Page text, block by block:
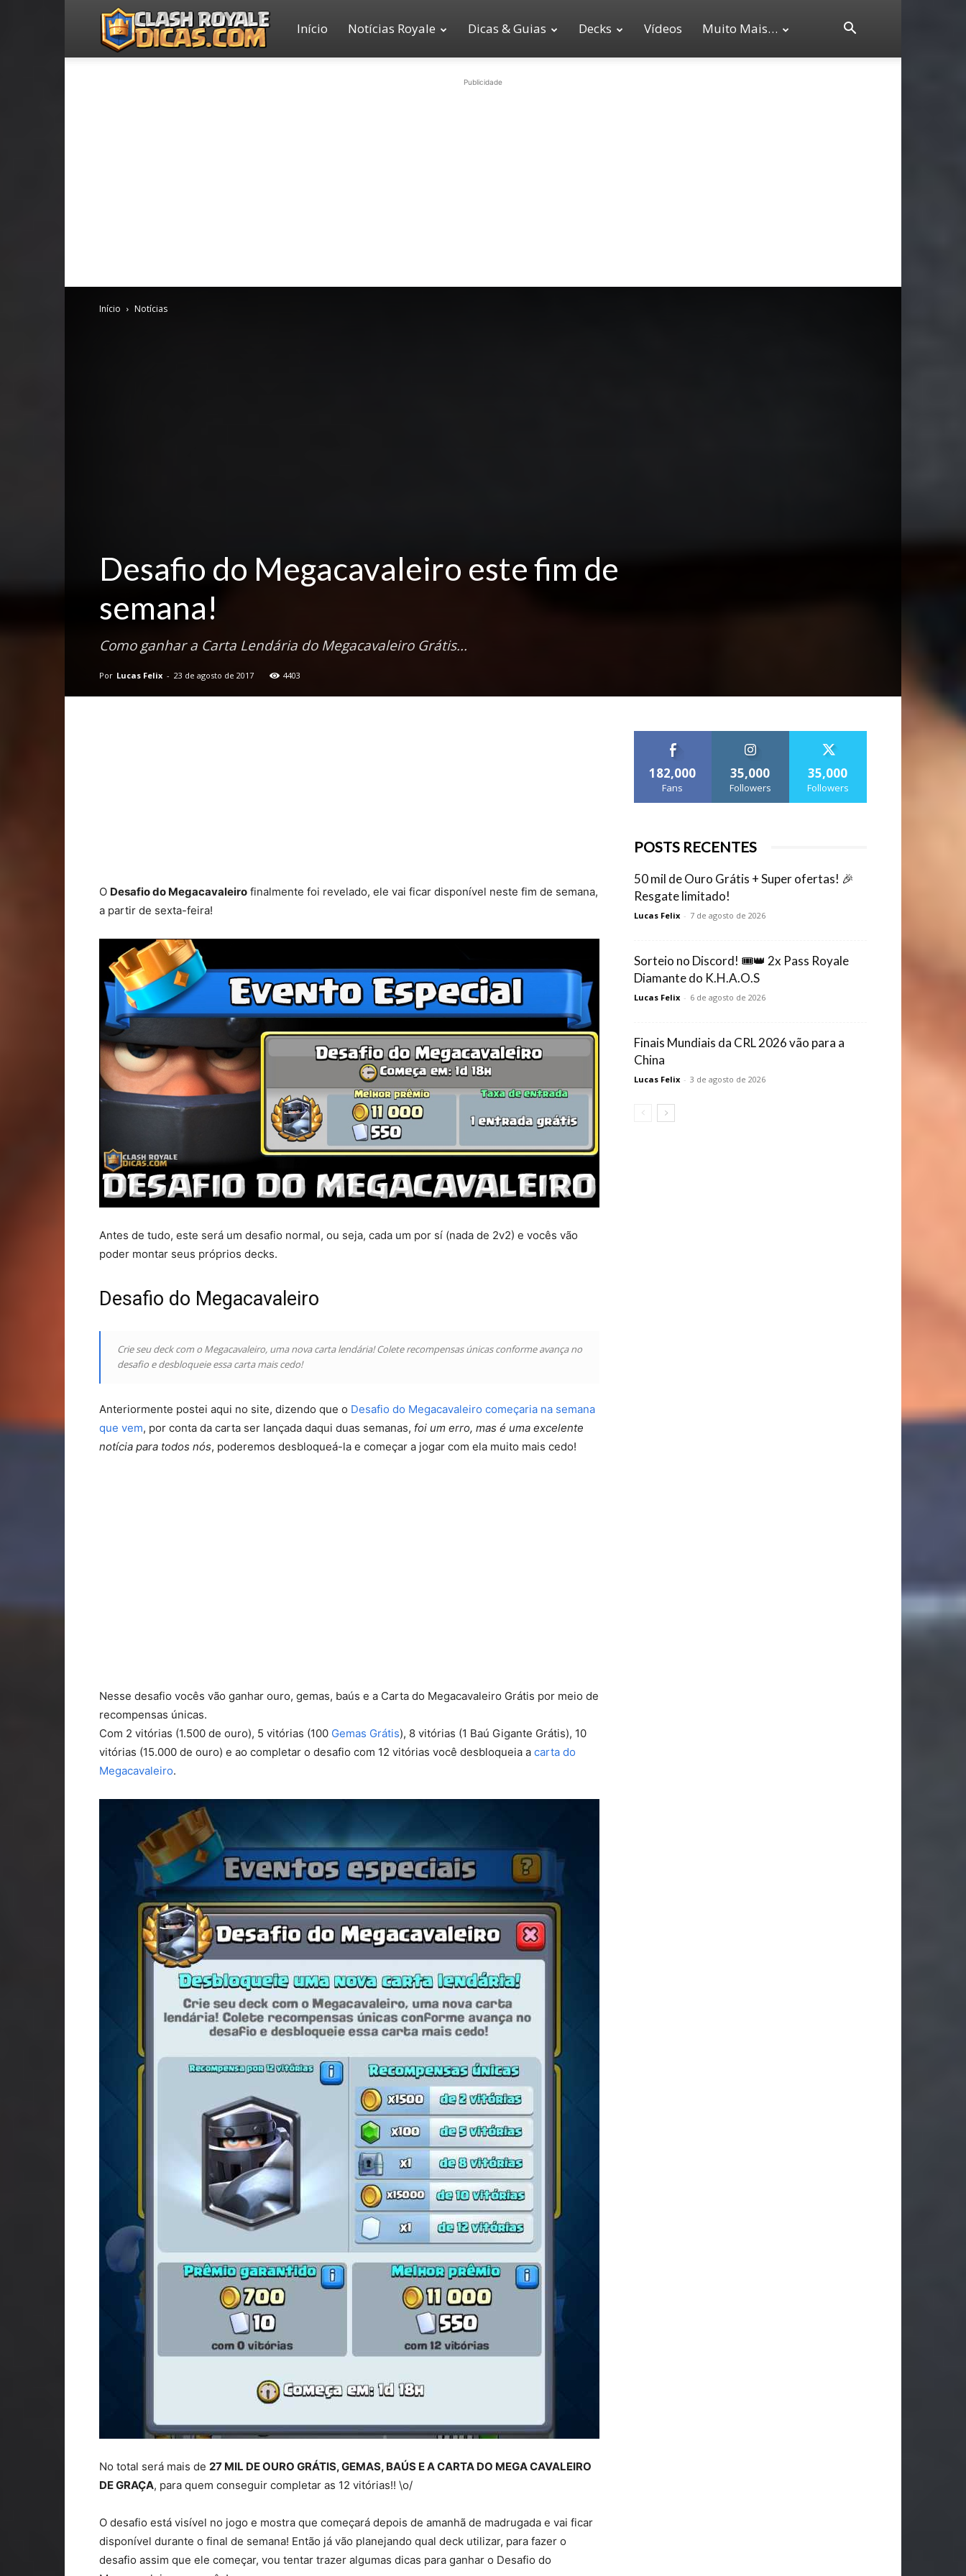
Clash
Início Notícias Royale Dicas & Guias Decks Vídeos Muito Mais…
Publicidade
Início Notícias
Desafio do Megacavaleiro este fim de
semana!
Como ganhar a Carta Lendária do Megacavaleiro Grátis...
Por Lucas Felix - 23 de agosto de 2017 4403
O Desafio do Megacavaleiro finalmente foi revelado, ele vai ficar disponível neste fim de semana,
a partir de sexta-feira!
Antes de tudo, este será um desafio normal, ou seja, cada um por sí (nada de 2v2) e vocês vão
poder montar seus próprios decks.
Desafio do Megacavaleiro
Crie seu deck com o Megacavaleiro, uma nova carta lendária! Colete recompensas únicas conforme avança no
desafio e desbloqueie essa carta mais cedo!
Anteriormente postei aqui no site, dizendo que o Desafio do Megacavaleiro começaria na semana
que vem, por conta da carta ser lançada daqui duas semanas, foi um erro, mas é uma excelente
notícia para todos nós, poderemos desbloqueá-la e começar a jogar com ela muito mais cedo!
Nesse desafio vocês vão ganhar ouro, gemas, baús e a Carta do Megacavaleiro Grátis por meio de
recompensas únicas.
Com 2 vitórias (1.500 de ouro), 5 vitórias (100 Gemas Grátis), 8 vitórias (1 Baú Gigante Grátis), 10
vitórias (15.000 de ouro) e ao completar o desafio com 12 vitórias você desbloqueia a carta do
Megacavaleiro.
No total será mais de 27 MIL DE OURO GRÁTIS, GEMAS, BAÚS E A CARTA DO MEGA CAVALEIRO
DE GRAÇA, para quem conseguir completar as 12 vitórias!! \o/
O desafio está visível no jogo e mostra que começará depois de amanhã de madrugada e vai ficar
disponível durante o final de semana! Então já vão planejando qual deck utilizar, para fazer o
desafio assim que ele começar, vou tentar trazer algumas dicas para ganhar o Desafio do
182,000
Fans
35,000
Followers
35,000
Followers
POSTS RECENTES
50 mil de Ouro Grátis + Super ofertas! 🎉
Resgate limitado!
Lucas Felix - 7 de agosto de 2026
Sorteio no Discord! 🎟️👑 2x Pass Royale
Diamante do K.H.A.O.S
Lucas Felix - 6 de agosto de 2026
Finais Mundiais da CRL 2026 vão para a
China
Lucas Felix - 3 de agosto de 2026